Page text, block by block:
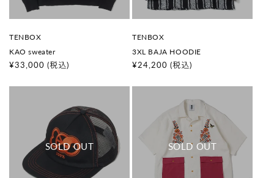
販
元
:
TENBOX
KAO sweater
通
価
¥33,000 (税込)
販
元
:
TENBOX
3XL BAJA HOODIE
通
価
¥24,200 (税込)